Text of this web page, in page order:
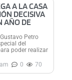
A LA CASA
DECISIVA
AÑO DE
Petro
del
poder realizar
0 70